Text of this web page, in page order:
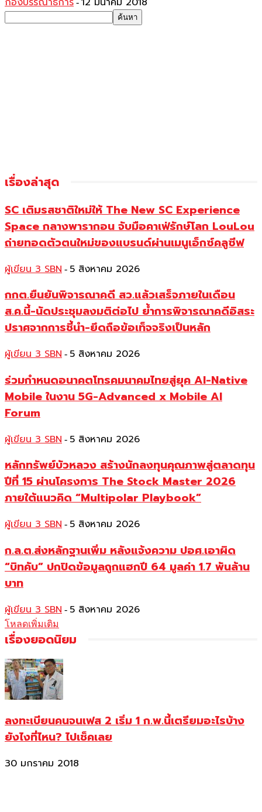
-
เรื่องล่าสุด
SC เติมรสชาติใหม่ให้ The New SC Experience
Space กลางพารากอน จับมือคาเฟ่รักษ์โลก LouLou
ถ่ายทอดตัวตนใหม่ของแบรนด์ผ่านเมนูเอ็กซ์คลูซีฟ
ผู้เขียน 3 SBN - 5 สิงหาคม 2026
กกต.ยืนยันพิจารณาคดี สว.แล้วเสร็จภายในเดือน
ส.ค.นี้-นัดประชุมลงมติต่อไป ย้ำการพิจารณาคดีอิสระ
ปราศจากการชี้นำ-ยึดถือข้อเท็จจริงเป็นหลัก
ผู้เขียน 3 SBN - 5 สิงหาคม 2026
ร่วมกำหนดอนาคตโทรคมนาคมไทยสู่ยุค AI-Native
Mobile ในงาน 5G-Advanced x Mobile AI
Forum
ผู้เขียน 3 SBN - 5 สิงหาคม 2026
หลักทรัพย์บัวหลวง สร้างนักลงทุนคุณภาพสู่ตลาดทุน
ปีที่ 15 ผ่านโครงการ The Stock Master 2026
ภายใต้แนวคิด “Multipolar Playbook”
ผู้เขียน 3 SBN - 5 สิงหาคม 2026
ก.ล.ต.ส่งหลักฐานเพิ่ม หลังแจ้งความ ปอศ.เอาผิด
“บิทคับ” ปกปิดข้อมูลถูกแฮกปี 64 มูลค่า 1.7 พันล้าน
บาท
ผู้เขียน 3 SBN - 5 สิงหาคม 2026
โหลดเพิ่มเติม
เรื่องยอดนิยม
ลงทะเบียนคนจนเฟส 2 เริ่ม 1 ก.พ.นี้เตรียมอะไรบ้าง
ยังไงที่ไหน? ไปเช็คเลย
30 มกราคม 2018